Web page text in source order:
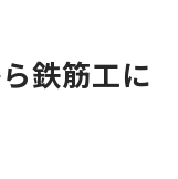
松戸駅周辺
鉄筋工に